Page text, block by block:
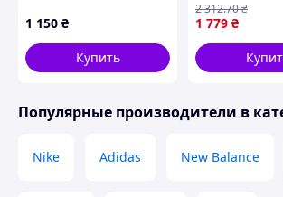
1 150 ₴
Купить
Air Zoom
36
1 779 ₴
2 312.70₴
Популярные производители в
Nike Adidas New Balance